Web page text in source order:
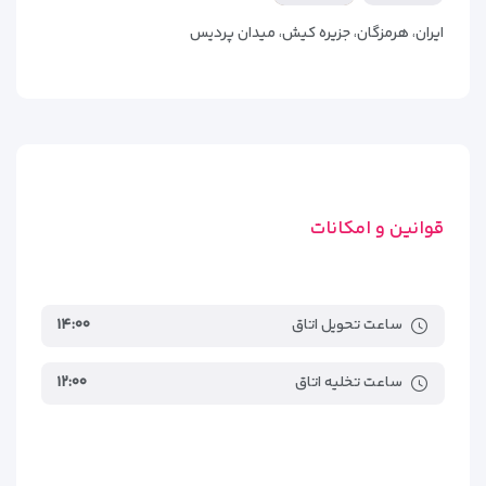
صبحانه
می‌کند. تمام واحدهای اقامتی این هتل با
اقامت همراه صبحانه
می‌دهند.
ایران، هرمزگان، جزیره کیش، میدان پردیس
قوانین و امکانات
ساعت تحویل اتاق ۱۴:۰۰
ساعت تخلیه اتاق ۱۲:۰۰